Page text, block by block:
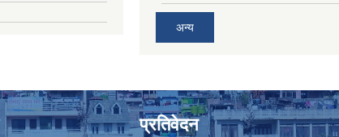
अन्य
प्रतिवेदन